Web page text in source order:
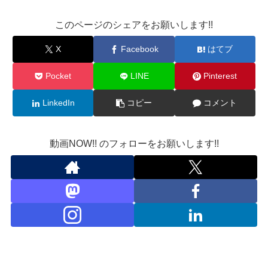
このページのシェアをお願いします!!
X Facebook はてブ
Pocket LINE Pinterest
LinkedIn コピー コメント
動画NOW!! のフォローをお願いします!!